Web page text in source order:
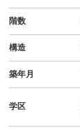
階数
構造
築年月
学区